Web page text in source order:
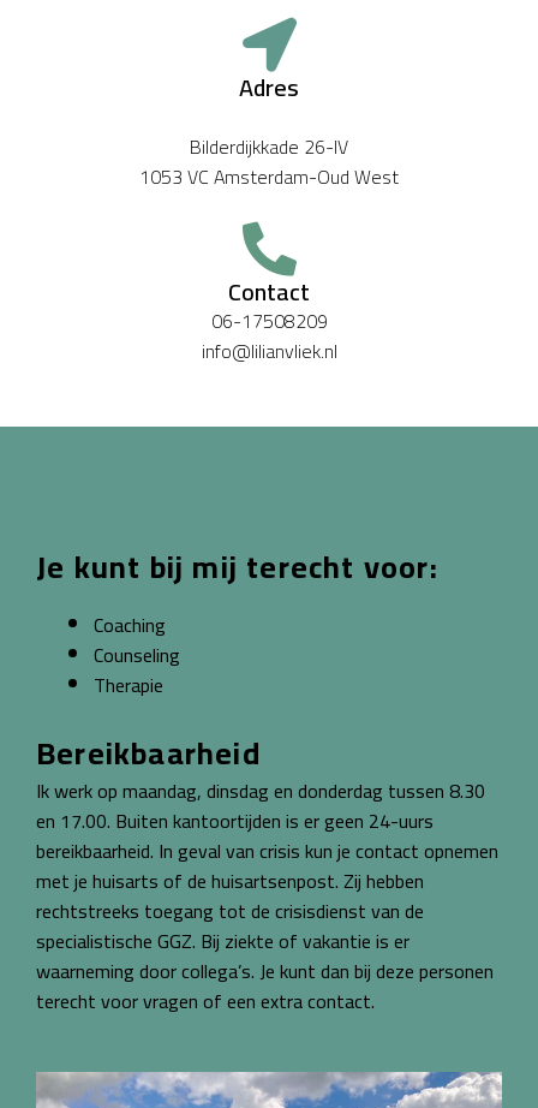
Adres
Bilderdijkkade 26-IV
1053 VC Amsterdam-Oud West
Contact
06-17508209
info@lilianvliek.nl
Je kunt bij mij terecht voor:
Coaching
Counseling
Therapie
Bereikbaarheid
Ik werk op maandag, dinsdag en donderdag tussen 8.30
en 17.00. Buiten kantoortijden is er geen 24-uurs
bereikbaarheid. In geval van crisis kun je contact opnemen
met je huisarts of de huisartsenpost. Zij hebben
rechtstreeks toegang tot de crisisdienst van de
specialistische GGZ. Bij ziekte of vakantie is er
waarneming door collega’s. Je kunt dan bij deze personen
terecht voor vragen of een extra contact.